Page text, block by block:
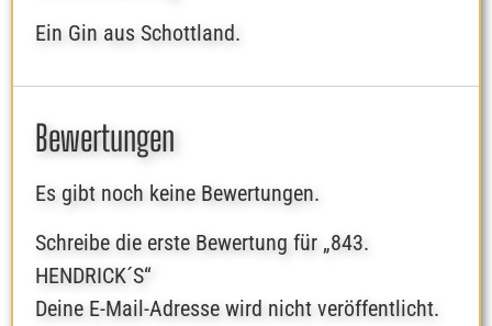
Ein Gin aus Schottland.
Bewertungen
Es gibt noch keine Bewertungen.
Schreibe die erste Bewertung für „843.
HENDRICK´S“
Deine E-Mail-Adresse wird nicht veröffentlicht.